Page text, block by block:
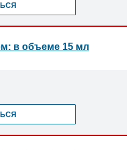
в объеме 15 мл